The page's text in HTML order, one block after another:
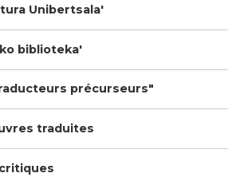
Unibertsala'
biblioteka'
précurseurs"
traduites